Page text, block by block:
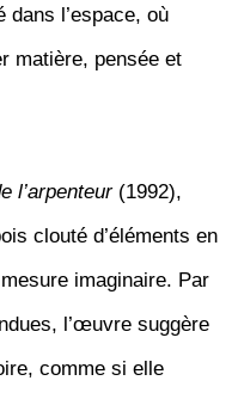
l’espace, où
matière, pensée et
l’arpenteur(1992),
clouté d’éléments en
imaginaire. Par
l’œuvre suggère
comme si elle